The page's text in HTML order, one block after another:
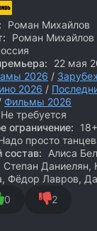
Роман Михайлов
Роман Михайлов
22 мая
2026 /
2026 /
Фильмы 2026
Не требуется
ограничение:
18+
просто
состав:
Алиса
Даниелян,
Фёдор Лавров,
0 2